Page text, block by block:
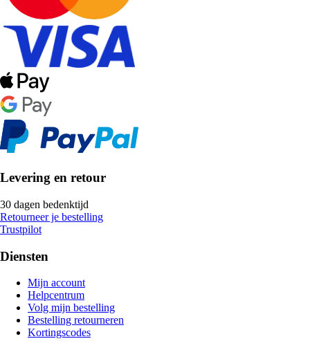
Levering en retour
30 dagen bedenktijd
Retourneer je bestelling
Trustpilot
Diensten
Mijn account
Helpcentrum
Volg mijn bestelling
Bestelling retourneren
Kortingscodes